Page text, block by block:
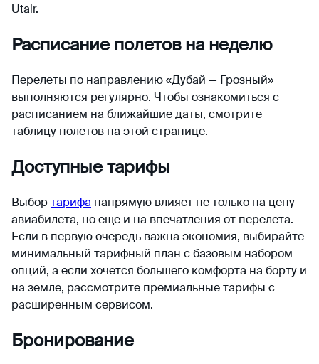
Utair.
Расписание полетов на неделю
Перелеты по направлению «Дубай — Грозный»
выполняются регулярно. Чтобы ознакомиться с
расписанием на ближайшие даты, смотрите
таблицу полетов на этой странице.
Доступные тарифы
Выбортарифа напрямую влияет не только на цену
авиабилета, но еще и на впечатления от перелета.
Если в первую очередь важна экономия, выбирайте
минимальный тарифный план с базовым набором
опций, а если хочется большего комфорта на борту и
на земле, рассмотрите премиальные тарифы с
расширенным сервисом.
Бронирование